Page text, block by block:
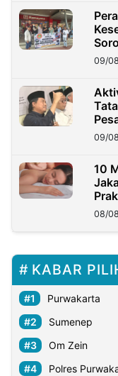
09/
09/
10
08/
KABAR
Purwakarta
Sumenep
Om Zein
Polres